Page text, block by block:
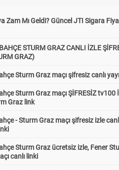
Zam Mı Geldi? Güncel JTI Sigara
STURM GRAZ CANLI İZLE
GRAZ)
Sturm Graz maçı şifresiz canlı
Sturm Graz maçı ŞİFRESİZ tv100
Graz link
- Sturm Graz maçı şifresiz izle
Sturm Graz ücretsiz izle, Fener
canlı linki